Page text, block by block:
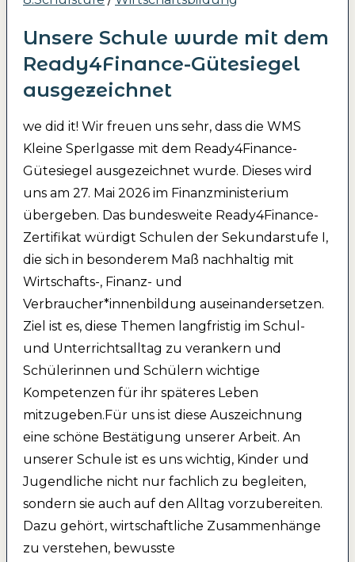
Unsere Schule wurde mit dem
Ready4Finance-Gütesiegel
ausgezeichnet
we did it! Wir freuen uns sehr, dass die WMS
Kleine Sperlgasse mit dem Ready4Finance-
Gütesiegel ausgezeichnet wurde. Dieses wird
uns am 27. Mai 2026 im Finanzministerium
übergeben. Das bundesweite Ready4Finance-
Zertifikat würdigt Schulen der Sekundarstufe I,
die sich in besonderem Maß nachhaltig mit
Wirtschafts-, Finanz- und
Verbraucher*innenbildung auseinandersetzen.
Ziel ist es, diese Themen langfristig im Schul-
und Unterrichtsalltag zu verankern und
Schülerinnen und Schülern wichtige
Kompetenzen für ihr späteres Leben
mitzugeben.Für uns ist diese Auszeichnung
eine schöne Bestätigung unserer Arbeit. An
unserer Schule ist es uns wichtig, Kinder und
Jugendliche nicht nur fachlich zu begleiten,
sondern sie auch auf den Alltag vorzubereiten.
Dazu gehört, wirtschaftliche Zusammenhänge
zu verstehen, bewusste